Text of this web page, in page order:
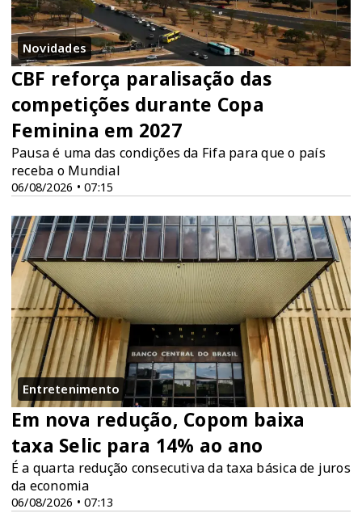
Novidades
06/08/2026 • 07:15
CBF reforça paralisação das
competições durante Copa
Feminina em 2027
Pausa é uma das condições da Fifa para que o país
receba o Mundial
Entretenimento
06/08/2026 • 07:13
Em nova redução, Copom baixa
taxa Selic para 14% ao ano
É a quarta redução consecutiva da taxa básica de juros
da economia